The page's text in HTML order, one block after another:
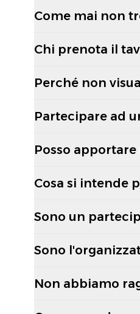
Come mai non
Chi prenota il
Perché non
Partecipare ad
Posso
Cosa si intende
Sono un
Sono
Non abbiamo